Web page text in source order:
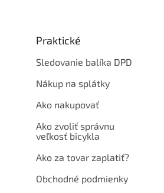
Praktické
Sledovanie balíka DPD
Nákup na splátky
Ako nakupovať
Ako zvoliť správnu
veľkosť bicykla
Ako za tovar zaplatiť?
Obchodné podmienky